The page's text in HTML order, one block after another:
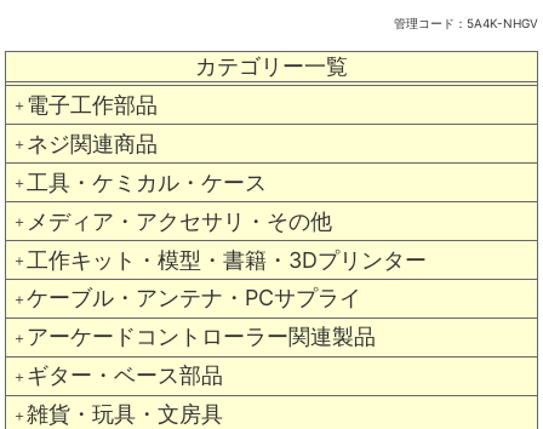
カテゴリー一覧
＋ 電子工作部品
＋ ネジ関連商品
＋ 工具・ケミカル・ケース
＋ メディア・アクセサリ・その他
＋ 工作キット・模型・書籍・3Dプリンター
＋ ケーブル・アンテナ・PCサプライ
＋ アーケードコントローラー関連製品
＋ ギター・ベース部品
＋ 雑貨・玩具・文房具
管理コード： 5A4K-NHGV